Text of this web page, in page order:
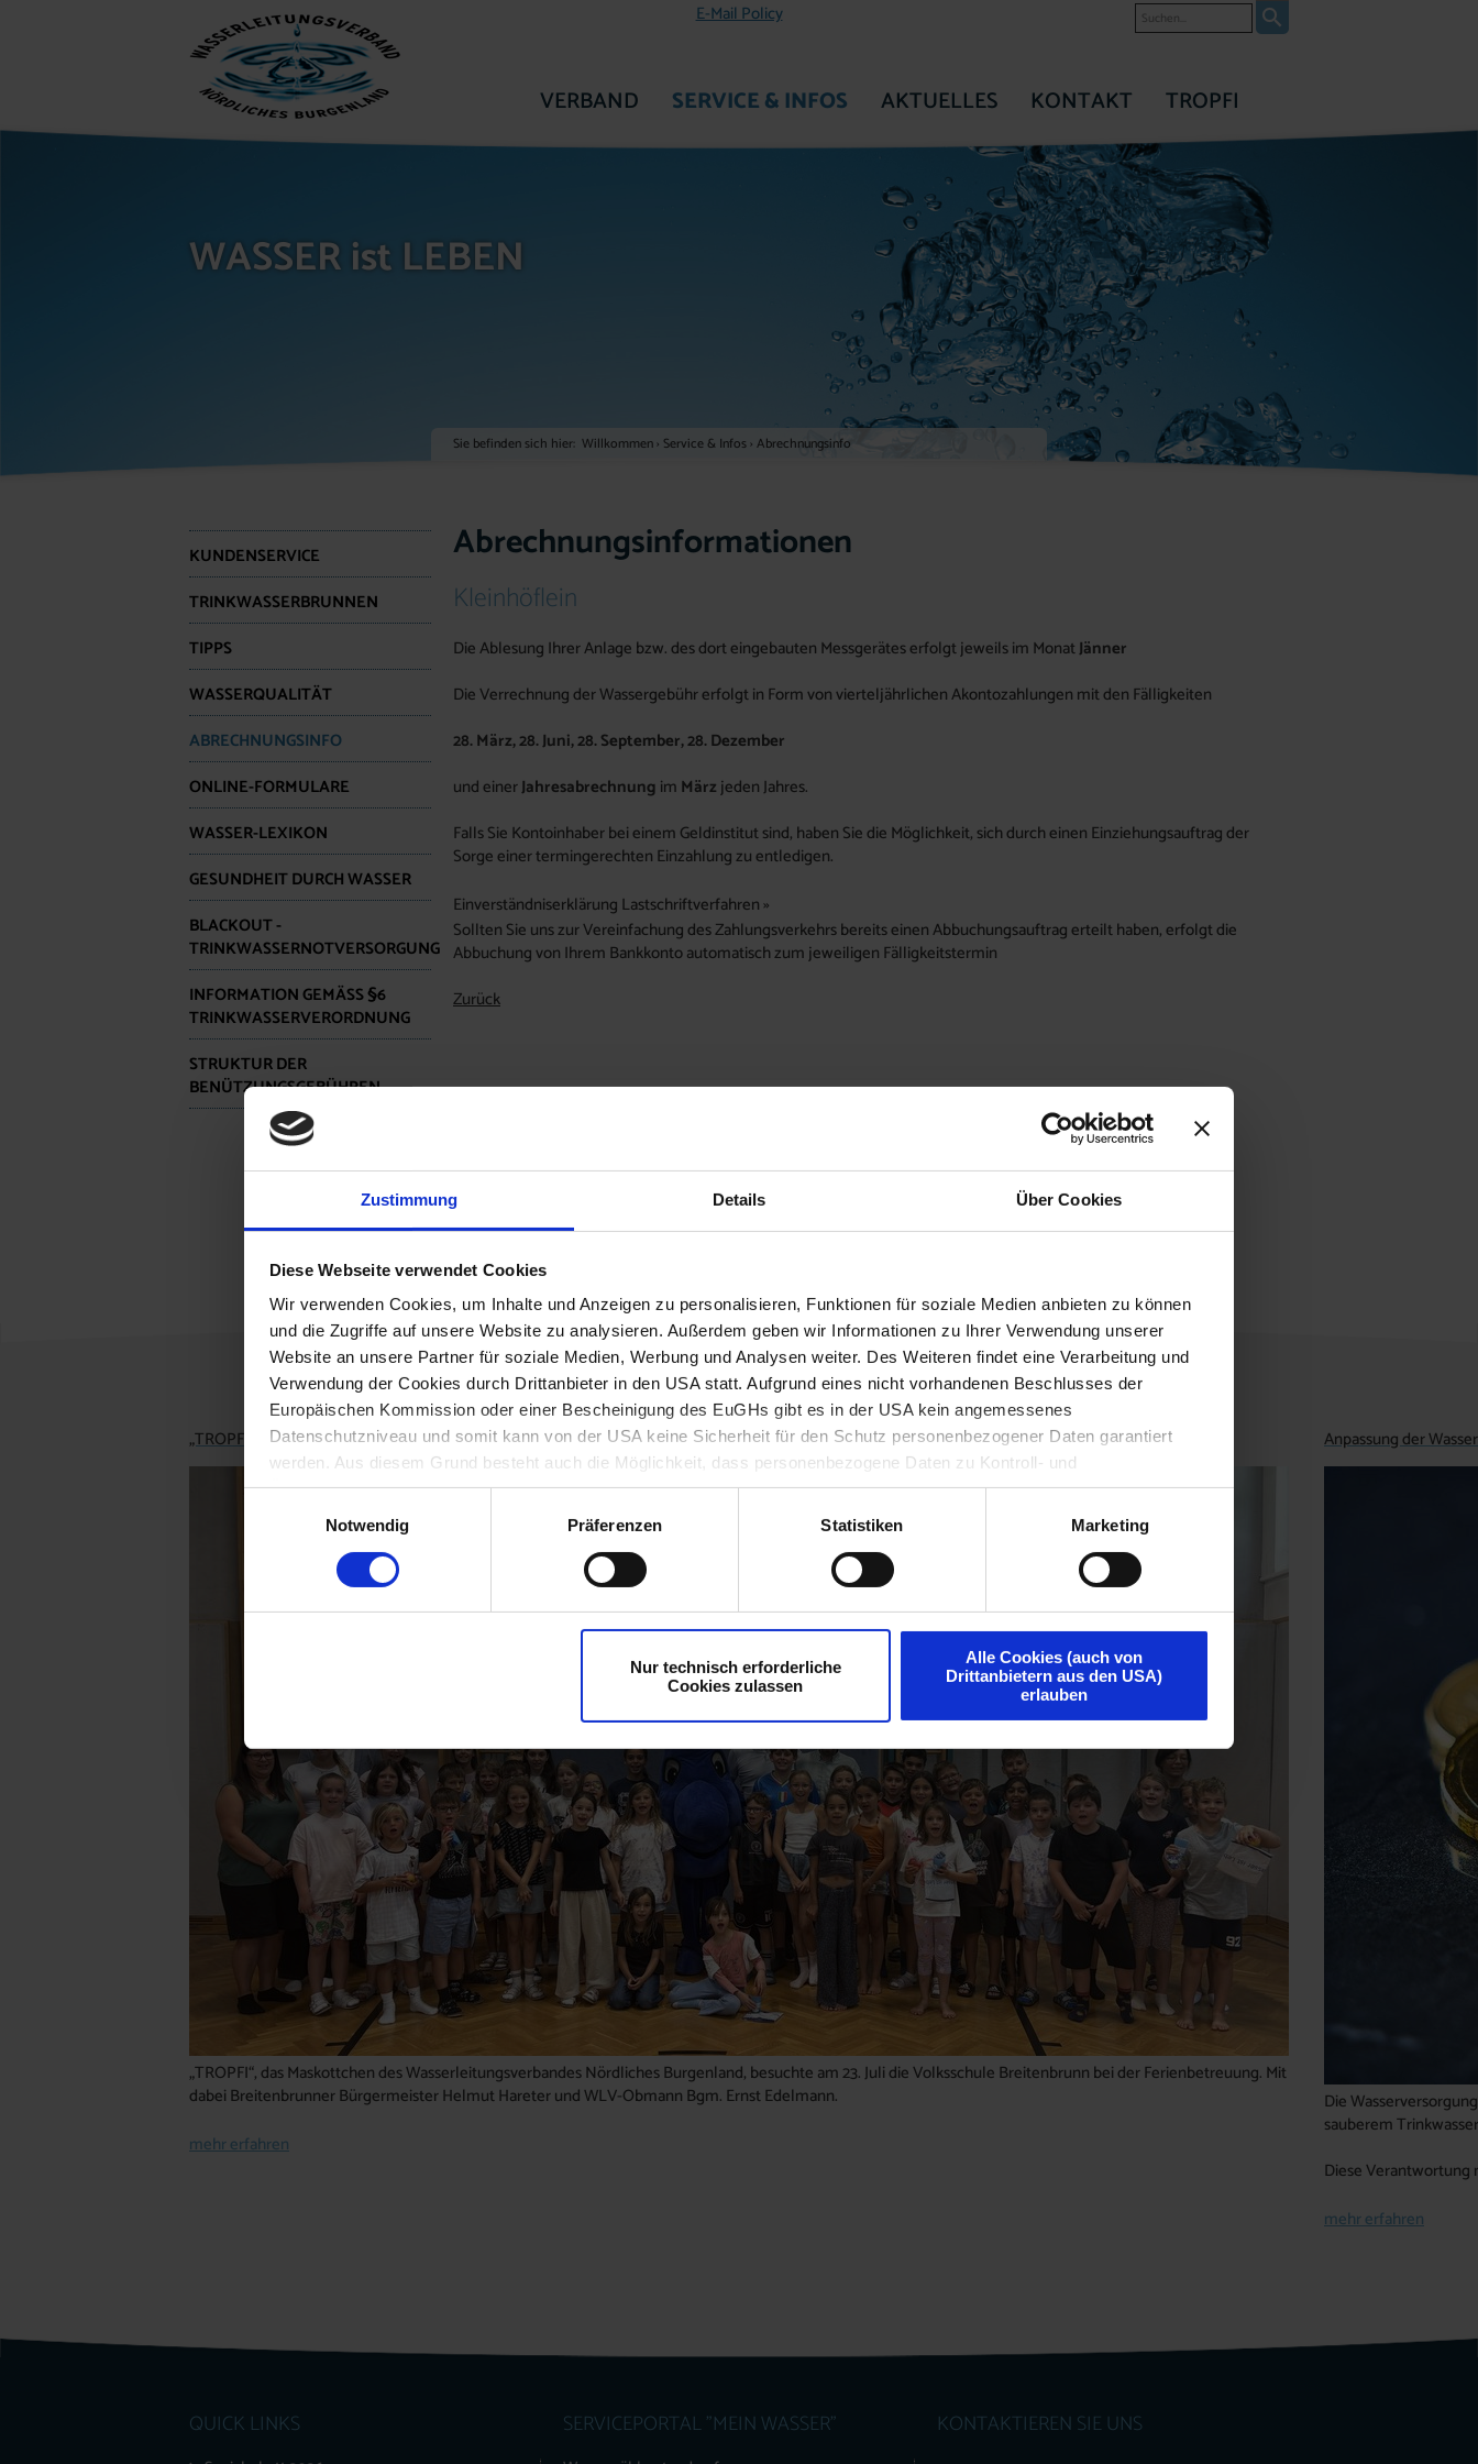
Zustimmung Details Über Cookies
Diese Webseite verwendet Cookies
Wir verwenden Cookies, um Inhalte und Anzeigen zu personalisieren, Funktionen für soziale Medien anbieten zu können
und die Zugriffe auf unsere Website zu analysieren. Außerdem geben wir Informationen zu Ihrer Verwendung unserer
Website an unsere Partner für soziale Medien, Werbung und Analysen weiter. Des Weiteren findet eine Verarbeitung und
Verwendung der Cookies durch Drittanbieter in den USA statt. Aufgrund eines nicht vorhandenen Beschlusses der
Europäischen Kommission oder einer Bescheinigung des EuGHs gibt es in der USA kein angemessenes
Datenschutzniveau und somit kann von der USA keine Sicherheit für den Schutz personenbezogener Daten garantiert
werden. Aus diesem Grund besteht auch die Möglichkeit, dass personenbezogene Daten zu Kontroll- und
Überwachungszwecken durch Behörden herangezogen werden.
Notwendig
Präferenzen Statistiken Marketing
Nur technisch erforderliche
Cookies zulassen
Alle Cookies (auch von
Drittanbietern aus den USA)
erlauben
E-Mail Policy Suche
ZUR STARTSEITE
VERBAND SERVICE & INFOS AKTUELLES KONTAKT TROPFI
WASSER ist LEBEN
Sie befinden sich hier: Willkommen› Service & Infos› Abrechnungsinfo
Abrechnungsinformationen
Kleinhöflein
Die Ablesung Ihrer Anlage bzw. des dort eingebauten Messgerätes erfolgt jeweils im MonatJänner
Die Verrechnung der Wassergebühr erfolgt in Form von vierteljährlichen Akontozahlungen mit den Fälligkeiten
28. März, 28. Juni, 28. September, 28. Dezember
und einerJahresabrechnung im März jeden Jahres.
Falls Sie Kontoinhaber bei einem Geldinstitut sind, haben Sie die Möglichkeit, sich durch einen Einziehungsauftrag der
Sorge einer termingerechten Einzahlung zu entledigen.
Einverständniserklärung Lastschriftverfahren »
Sollten Sie uns zur Vereinfachung des Zahlungsverkehrs bereits einen Abbuchungsauftrag erteilt haben, erfolgt die
Abbuchung von Ihrem Bankkonto automatisch zum jeweiligen Fälligkeitstermin
Zurück
KUNDENSERVICE
TRINKWASSERBRUNNEN
TIPPS
WASSERQUALITÄT
ABRECHNUNGSINFO
ONLINE-FORMULARE
WASSER-LEXIKON
GESUNDHEIT DURCH WASSER
BLACKOUT -
TRINKWASSERNOTVERSORGUNG
INFORMATION GEMÄSS §6 T
RINKWASSERVERORDNUNG
STRUKTUR DER
BENÜTZUNGSGEBÜHREN
AKTUELLES & PRESSEMELDUNGEN
„TROPFI“ zu Besuch in der Volksschule Breitenbrunn
„TROPFI“, das Maskottchen des Wasserleitungsverbandes Nördliches Burgenland, besuchte am 23. Juli die Volksschule Breitenbrunn bei der Ferienbetreuung. Mit
dabei Breitenbrunner Bürgermeister Helmut Hareter und WLV-Obmann Bgm. Ernst Edelmann.
mehr erfahren
Anpassung der
Die
sauberem
Diese Verantwortung
mehr erfahren
QUICK LINKS SERVICEPORTAL "MEIN WASSER" KONTAKTIEREN SIE UNS